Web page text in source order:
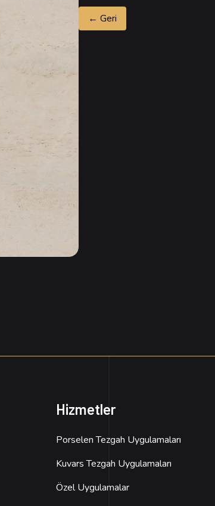
← Geri
Hizmetler
Porselen Tezgah Uygulamaları
Kuvars Tezgah Uygulamaları
Özel Uygulamalar